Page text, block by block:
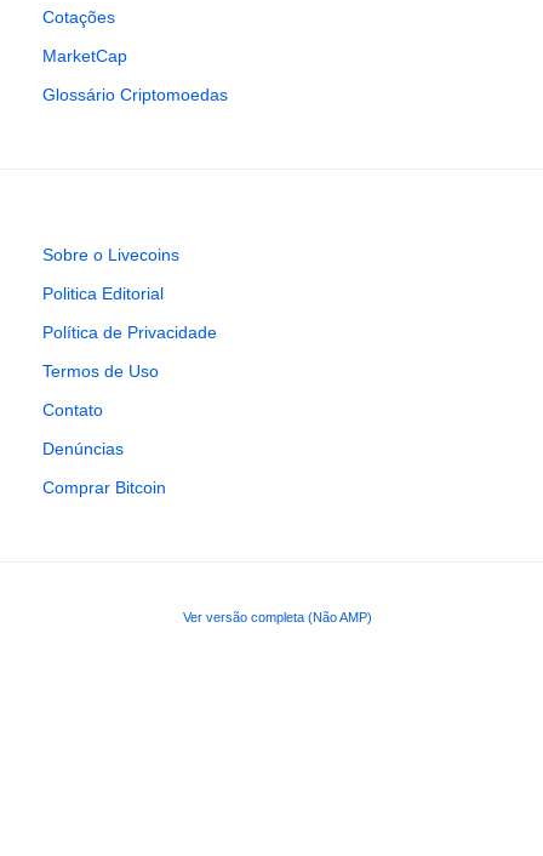
Cotações
MarketCap
Glossário Criptomoedas
Sobre o Livecoins
Politica Editorial
Política de Privacidade
Termos de Uso
Contato
Denúncias
Comprar Bitcoin
Ver versão completa (Não AMP)